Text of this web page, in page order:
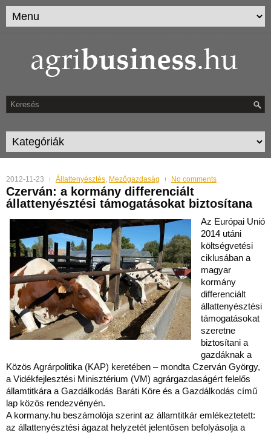
2012-11-23 Állattenyésztés, Mezőgazdaság No comments
Czerván: a kormány differenciált
állattenyésztési támogatásokat biztosítana
Az Európai Unió
2014 utáni
költségvetési
ciklusában a
magyar
kormány
differenciált
állattenyésztési
támogatásokat
szeretne
biztosítani a
gazdáknak a
Közös Agrárpolitika (KAP) keretében – mondta Czerván György,
a Vidékfejlesztési Minisztérium (VM) agrárgazdaságért felelős
államtitkára a Gazdálkodás Baráti Köre és a Gazdálkodás című
lap közös rendezvényén.
A kormany.hu beszámolója szerint az államtitkár emlékeztetett:
az állattenyésztési ágazat helyzetét jelentősen befolyásolja a